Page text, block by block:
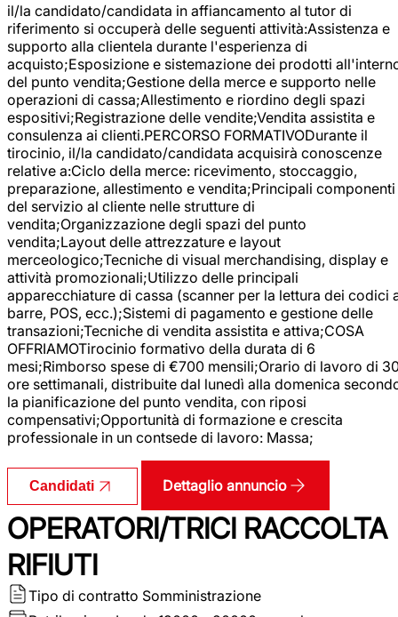
il/la candidato/candidata in affiancamento al tutor di
riferimento si occuperà delle seguenti attività:Assistenza e
supporto alla clientela durante l'esperienza di
acquisto;Esposizione e sistemazione dei prodotti
del punto vendita;Gestione della merce e supporto nelle
operazioni di cassa;Allestimento e riordino degli spazi
espositivi;Registrazione delle vendite;Vendita assistita e
consulenza ai clienti.PERCORSO FORMATIVODurante il
tirocinio, il/la candidato/candidata acquisirà conoscenze
relative a:Ciclo della merce: ricevimento, stoccaggio,
preparazione, allestimento e vendita;Principali componenti
del servizio al cliente nelle strutture di
vendita;Organizzazione degli spazi del punto
vendita;Layout delle attrezzature e layout
merceologico;Tecniche di visual merchandising, display e
attività promozionali;Utilizzo delle principali
apparecchiature di cassa (scanner per la lettura dei codici
barre, POS, ecc.);Sistemi di pagamento e gestione delle
transazioni;Tecniche di vendita assistita e attiva;COSA
OFFRIAMOTirocinio formativo della durata di 6
mesi;Rimborso spese di €700 mensili;Orario di lavoro di
ore settimanali, distribuite dal lunedì alla domenica
la pianificazione del punto vendita, con riposi
compensativi;Opportunità di formazione e crescita
professionale in un contsede di lavoro: Massa;
Candidati Dettaglio annuncio
OPERATORI/TRICI RACCOLTA
RIFIUTI
Tipo di contratto Somministrazione